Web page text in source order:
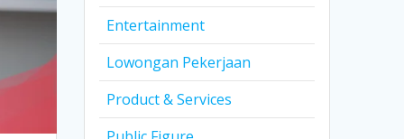
Entertainment
Lowongan Pekerjaan
Product & Services